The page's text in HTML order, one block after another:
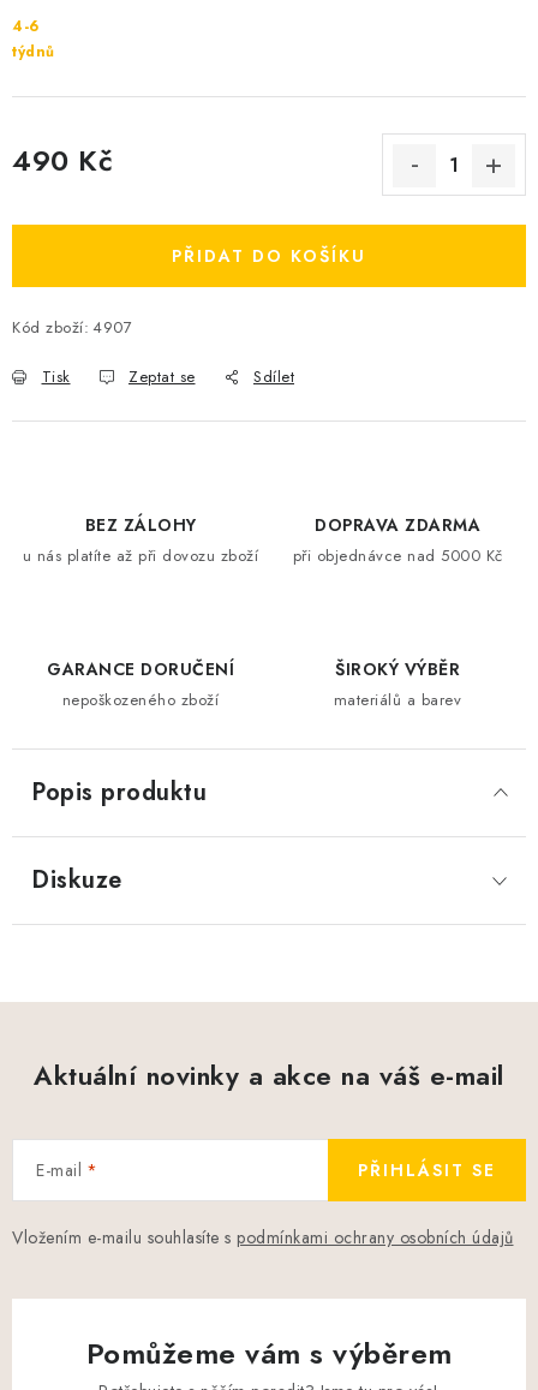
4-6
týdnů
490 Kč
PŘIDAT DO KOŠÍKU
Kód zboží: 4907
Tisk Zeptat se Sdílet
BEZ ZÁLOHY
u nás platíte až při dovozu zboží
DOPRAVA ZDARMA
při objednávce nad 5000 Kč
GARANCE DORUČENÍ
nepoškozeného zboží
ŠIROKÝ VÝBĚR
materiálů a barev
Popis produktu
Diskuze
Aktuální novinky a akce na váš e-mail
E-mail
Vložením e-mailu souhlasíte s podmínkami ochrany osobních údajů
PŘIHLÁSIT SE
Pomůžeme vám s výběrem